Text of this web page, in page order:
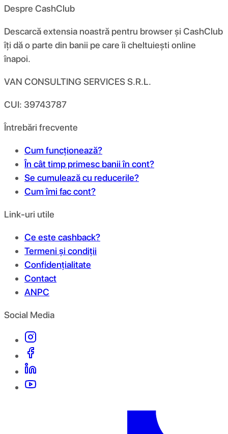
Despre CashClub
Descarcă extensia noastră pentru browser și CashClub
îți dă o parte din banii pe care îi cheltuiești online
înapoi.
VAN CONSULTING SERVICES S.R.L.
CUI: 39743787
Întrebări frecvente
Cum funcționează?
În cât timp primesc banii în cont?
Se cumulează cu reducerile?
Cum îmi fac cont?
Link-uri utile
Ce este cashback?
Termeni și condiții
Confidențialitate
Contact
ANPC
Social Media